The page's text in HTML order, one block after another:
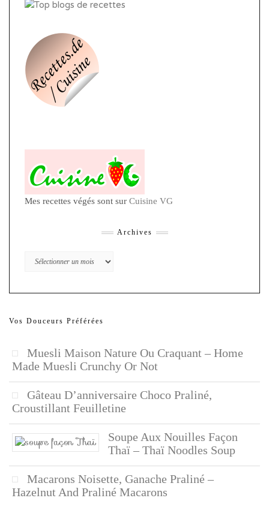
Mes recettes végés sont sur Cuisine VG
Archives
Archives
Vos Douceurs Préférées
Muesli Maison Nature Ou Craquant – Home
Made Muesli Crunchy Or Not
Gâteau D’anniversaire Choco Praliné,
Croustillant Feuilletine
Soupe Aux Nouilles Façon
Thaï – Thaï Noodles Soup
Macarons Noisette, Ganache Praliné –
Hazelnut And Praliné Macarons